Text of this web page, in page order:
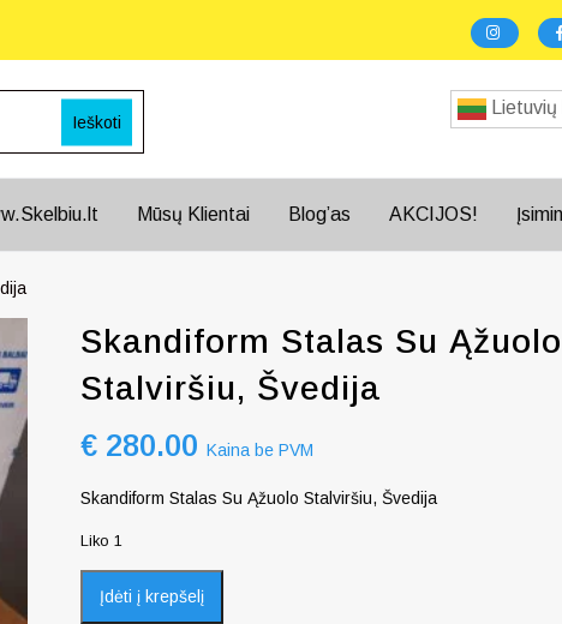
Ieškoti
Mūsų Klientai Blog’as AKCIJOS!
Skandiform Stalas Su Ąžuolo
Stalviršiu, Švedija
€ 280.00 Kaina be PVM
Skandiform Stalas Su Ąžuolo Stalviršiu, Švedija
Liko 1
Įdėti į krepšelį